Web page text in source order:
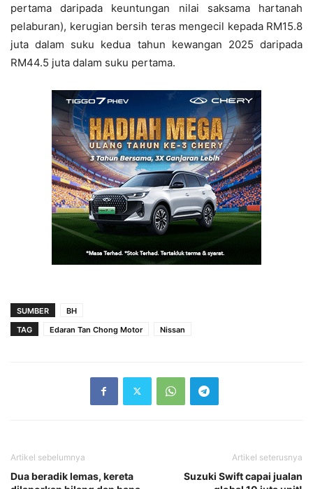
pertama daripada keuntungan nilai saksama hartanah
pelaburan), kerugian bersih teras mengecil kepada RM15.8
juta dalam suku kedua tahun kewangan 2025 daripada
RM44.5 juta dalam suku pertama.
SUMBER
BH
TAG
Edaran Tan Chong Motor Nissan
Artikel sebelumnya
Dua beradik lemas, kereta
Artikel seterusnya
Suzuki Swift capai jualan